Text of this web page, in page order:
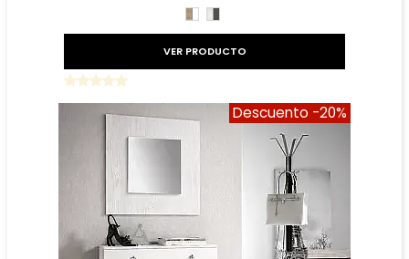
CAMBRIAN/BLANCO
TIBET
VER PRODUCTO
Descuento -20%